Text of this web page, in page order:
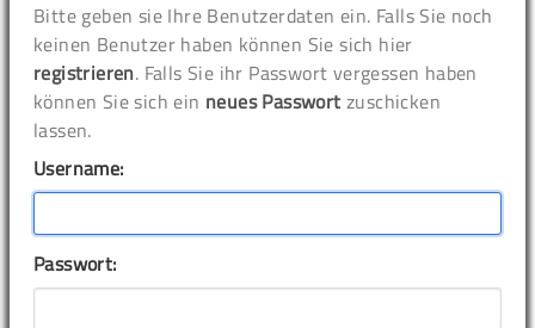
Bitte geben sie Ihre Benutzerdaten ein. Falls Sie noch
keinen Benutzer haben können Sie sich hier
registrieren. Falls Sie ihr Passwort vergessen haben
können Sie sich ein neues Passwort zuschicken
lassen.
Username:
Passwort: